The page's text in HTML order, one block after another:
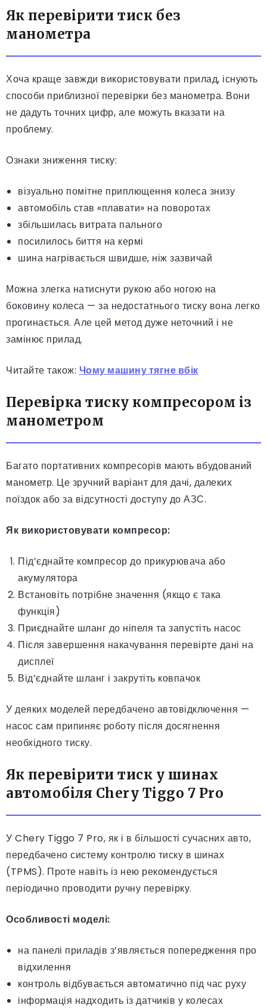
Як перевірити тиск без
манометра
Хоча краще завжди використовувати прилад, існують
способи приблизної перевірки без манометра. Вони
не дадуть точних цифр, але можуть вказати на
проблему.
Ознаки зниження тиску:
візуально помітне приплющення колеса знизу
автомобіль став «плавати» на поворотах
збільшилась витрата пального
посилилось биття на кермі
шина нагрівається швидше, ніж зазвичай
Можна злегка натиснути рукою або ногою на
боковину колеса — за недостатнього тиску вона легко
прогинається. Але цей метод дуже неточний і не
замінює прилад.
Читайте також: Чому машину тягне вбік
Перевірка тиску компресором із
манометром
Багато портативних компресорів мають вбудований
манометр. Це зручний варіант для дачі, далеких
поїздок або за відсутності доступу до АЗС.
Як використовувати компресор:
Під’єднайте компресор до прикурювача або
акумулятора
Встановіть потрібне значення (якщо є така
функція)
Приєднайте шланг до ніпеля та запустіть насос
Після завершення накачування перевірте дані на
дисплеї
Від’єднайте шланг і закрутіть ковпачок
У деяких моделей передбачено автовідключення —
насос сам припиняє роботу після досягнення
необхідного тиску.
Як перевірити тиск у шинах
автомобіля Chery Tiggo 7 Pro
У Chery Tiggo 7 Pro, як і в більшості сучасних авто,
передбачено систему контролю тиску в шинах
(TPMS). Проте навіть із нею рекомендується
періодично проводити ручну перевірку.
Особливості моделі:
на панелі приладів з’являється попередження про
відхилення
контроль відбувається автоматично під час руху
інформація надходить із датчиків у колесах